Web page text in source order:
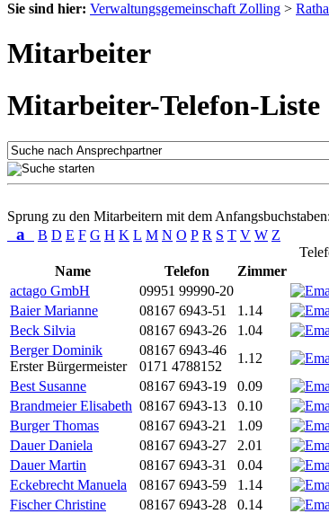
Sie sind hier: Verwaltungsgemeinschaft Zolling >
Mitarbeiter
Mitarbeiter-Telefon-Liste
Sprung zu den Mitarbeitern mit dem Anfangsbuchstaben:
a B D E F G H K L M N O P R S T V W Z
Name
Telefon Zimmer
actago GmbH
09951 99990-20
Baier Marianne
08167 6943-51 1.14
Beck Silvia
08167 6943-26 1.04
Berger Dominik
Erster Bürgermeister
08167 6943-46
0171 4788152
1.12
Best Susanne
08167 6943-19 0.09
Brandmeier Elisabeth 08167 6943-13 0.10
Burger Thomas
08167 6943-21 1.09
Dauer Daniela
08167 6943-27 2.01
Dauer Martin
08167 6943-31 0.04
Eckebrecht Manuela
08167 6943-59 1.14
Fischer Christine
08167 6943-28 0.14